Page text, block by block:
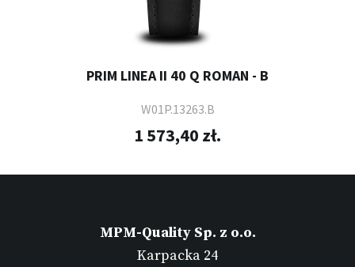
PRIM LINEA II 40 Q ROMAN - B
W01P.13263.B
1 573,40 zł.
MPM-Quality Sp. z o.o.
Karpacka 24